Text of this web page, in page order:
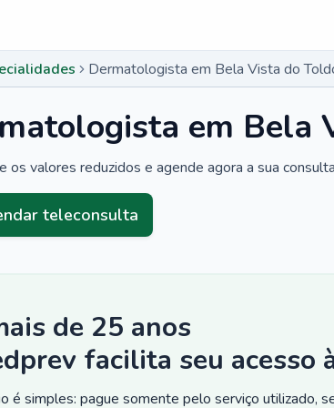
Dermatologista em Bela Vista do
em Bela
os valores reduzidos e agende agora a sua
teleconsulta
de 25 anos
facilita seu acesso
é simples: pague somente pelo serviço utilizado,